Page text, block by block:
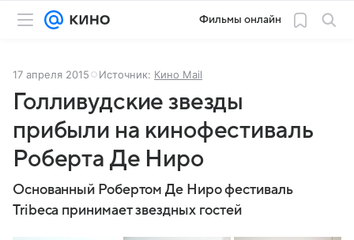
Фильмы онлайн
17 апреля 2015 Источник: Кино Mail
Голливудские звезды
прибыли на кинофестиваль
Роберта Де Ниро
Основанный Робертом Де Ниро фестиваль
Tribeca принимает звездных гостей